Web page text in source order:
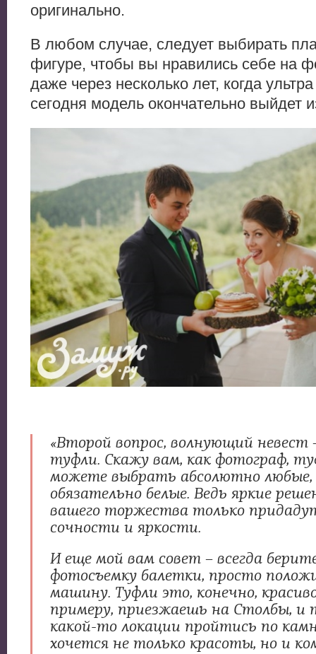
оригинально.
В любом случае, следует выбирать
фигуре, чтобы вы нравились себе на
даже через несколько лет, когда
сегодня модель окончательно выйдет
«Второй вопрос, волнующий невест
туфли. Скажу вам, как фотограф,
можете выбрать абсолютно
обязательно белые. Ведь яркие
вашего торжества только
сочности и яркости.
И еще мой вам совет – всегда
фотосъемку балетки, просто
машину. Туфли это, конечно,
примеру, приезжаешь на Столбы, и
какой-то локации пройтись по
хочется не только красоты, но и